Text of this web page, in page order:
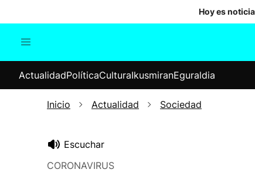
Hoy es noticia
Internacional
Elecciones
ActualidadPolíticaCulturaIkusmiranEguraldia
Inicio Actualidad Sociedad
Escuchar
CORONAVIRUS